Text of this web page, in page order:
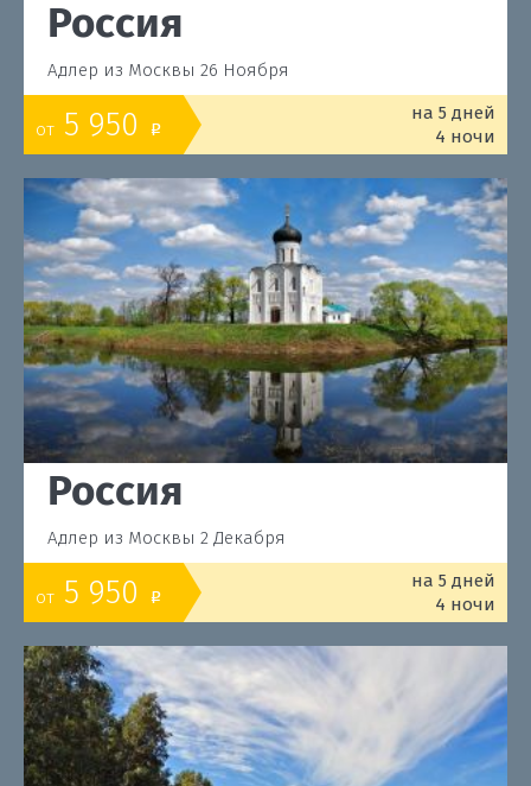
Россия
Адлер из Москвы 26 Ноября
от 5 950 o
на 5 дней
4 ночи
Россия
Адлер из Москвы 2 Декабря
от 5 950 o
на 5 дней
4 ночи